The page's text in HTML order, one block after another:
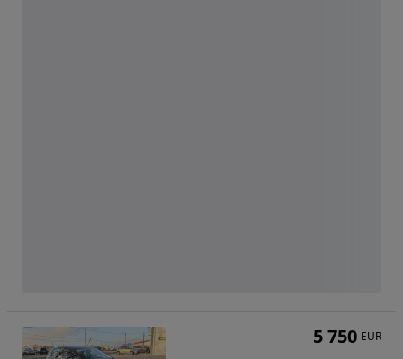
5 750 EUR